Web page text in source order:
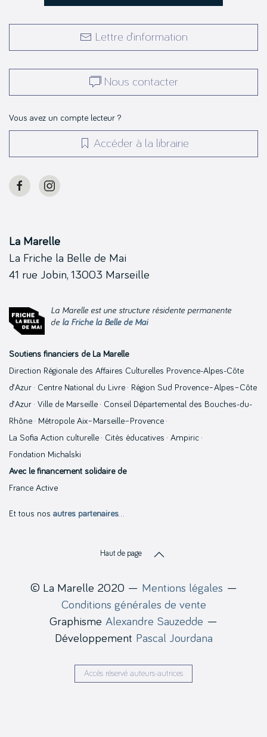
Lettre d’information
Nous contacter
Vous avez un compte lecteur ?
Accéder à la librairie
La Marelle
La Friche la Belle de Mai
41 rue Jobin, 13003 Marseille
La Marelle est une structure résidente permanente
de la Friche la Belle de Mai
Soutiens financiers de La Marelle
Direction Régionale des Affaires Culturelles Provence-Alpes-Côte
d’Azur · Centre National du Livre · Région Sud Provence–Alpes–Côte
d’Azur · Ville de Marseille · Conseil Départemental des Bouches-du-
Rhône · Métropole Aix–Marseille–Provence ·
La Sofia Action culturelle · Cités éducatives · Ampiric ·
Fondation Michalski
Avec le financement solidaire de
France Active
Et tous nos autres partenaires…
Haut de page
© La Marelle 2020 — Mentions légales —
Conditions générales de vente
Graphisme Alexandre Sauzedde —
Développement Pascal Jourdana
Accès réservé auteurs-autrices